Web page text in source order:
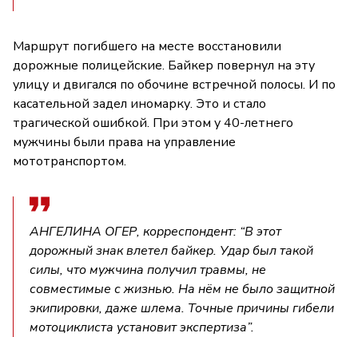
Маршрут погибшего на месте восстановили
дорожные полицейские. Байкер повернул на эту
улицу и двигался по обочине встречной полосы. И по
касательной задел иномарку. Это и стало
трагической ошибкой. При этом у 40-летнего
мужчины были права на управление
мототранспортом.
АНГЕЛИНА ОГЕР, корреспондент: “В этот
дорожный знак влетел байкер. Удар был такой
силы, что мужчина получил травмы, не
совместимые с жизнью. На нём не было защитной
экипировки, даже шлема. Точные причины гибели
мотоциклиста установит экспертиза”.